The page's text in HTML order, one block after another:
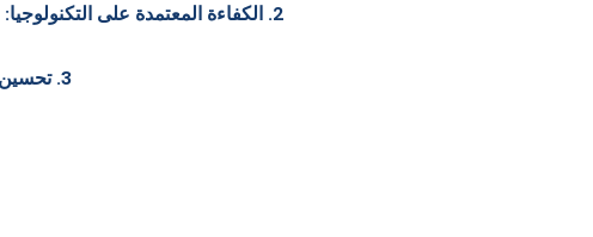
2. الكفاءة المعتمدة على التكنولوجيا:
3. تحسين الأداء: